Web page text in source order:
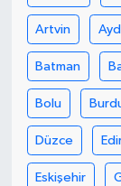
Artvin
Batman
Bolu
Düzce
Eskişehir